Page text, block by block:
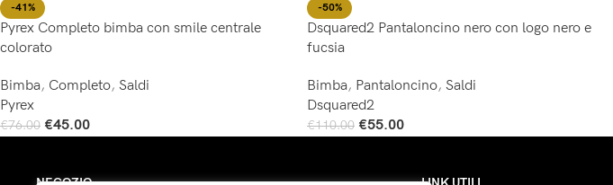
-41%
Pyrex Completo bimba con smile centrale
colorato
Bimba, Completo, Saldi
Pyrex
€76.00 €45.00
-50%
Dsquared2 Pantaloncino nero con logo nero e
fucsia
Bimba, Pantaloncino, Saldi
Dsquared2
€110.00 €55.00